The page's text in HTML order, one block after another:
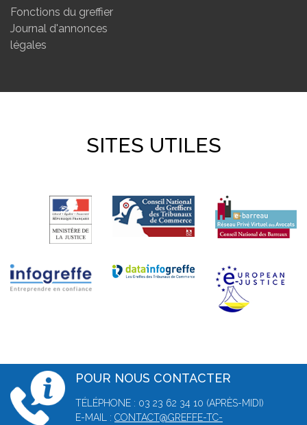
Fonctions du greffier
Journal d'annonces
légales
SITES UTILES
POUR NOUS CONTACTER
TÉLÉPHONE : 03 23 62 34 10 (APRÈS-MIDI)
E-MAIL : CONTACT@GREFFE-TC-